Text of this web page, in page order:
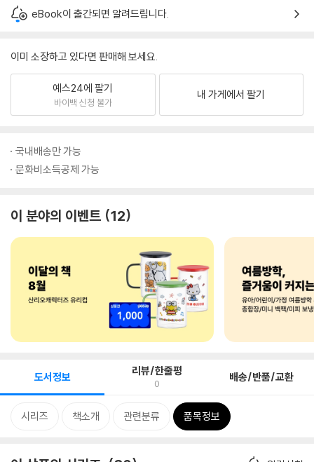
eBook이 출간되면 알려드립니다.
이미 소장하고 있다면 판매해 보세요.
예스24에 팔기
바이백 신청 불가
내 가게에서 팔기
국내배송만 가능
문화비소득공제 가능
이 분야의 이벤트 12
도서정보 리뷰/한줄평
0 배송/반품/교환
시리즈 책소개 관련분류 품목정보